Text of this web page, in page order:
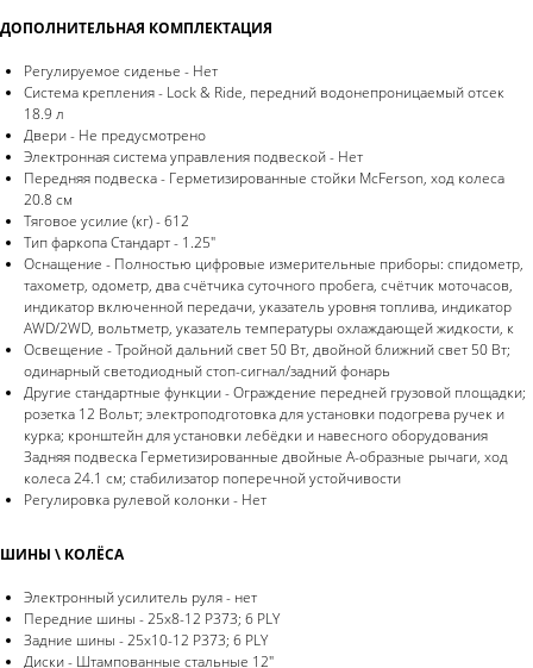
ДОПОЛНИТЕЛЬНАЯ КОМПЛЕКТАЦИЯ
Регулируемое сиденье - Нет
Система крепления - Lock & Ride, передний водонепроницаемый отсек
18.9 л
Двери - Не предусмотрено
Электронная система управления подвеской - Нет
Передняя подвеска - Герметизированные стойки McFerson, ход колеса
20.8 см
Тяговое усилие (кг) - 612
Тип фаркопа Стандарт - 1.25"
Оснащение - Полностью цифровые измерительные приборы: спидометр,
тахометр, одометр, два счётчика суточного пробега, счётчик моточасов,
индикатор включенной передачи, указатель уровня топлива, индикатор
AWD/2WD, вольтметр, указатель температуры охлаждающей жидкости, к
Освещение - Тройной дальний свет 50 Вт, двойной ближний свет 50 Вт;
одинарный светодиодный стоп-сигнал/задний фонарь
Другие стандартные функции - Ограждение передней грузовой площадки;
розетка 12 Вольт; электроподготовка для установки подогрева ручек и
курка; кронштейн для установки лебёдки и навесного оборудования
Задняя подвеска Герметизированные двойные А-образные рычаги, ход
колеса 24.1 см; стабилизатор поперечной устойчивости
Регулировка рулевой колонки - Нет
ШИНЫ \ КОЛЁСА
Электронный усилитель руля - нет
Передние шины - 25x8-12 P373; 6 PLY
Задние шины - 25x10-12 P373; 6 PLY
Диски - Штампованные стальные 12"